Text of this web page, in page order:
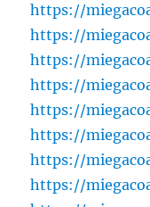
https://
https://
https://
https://
https://
https://
https://
https://